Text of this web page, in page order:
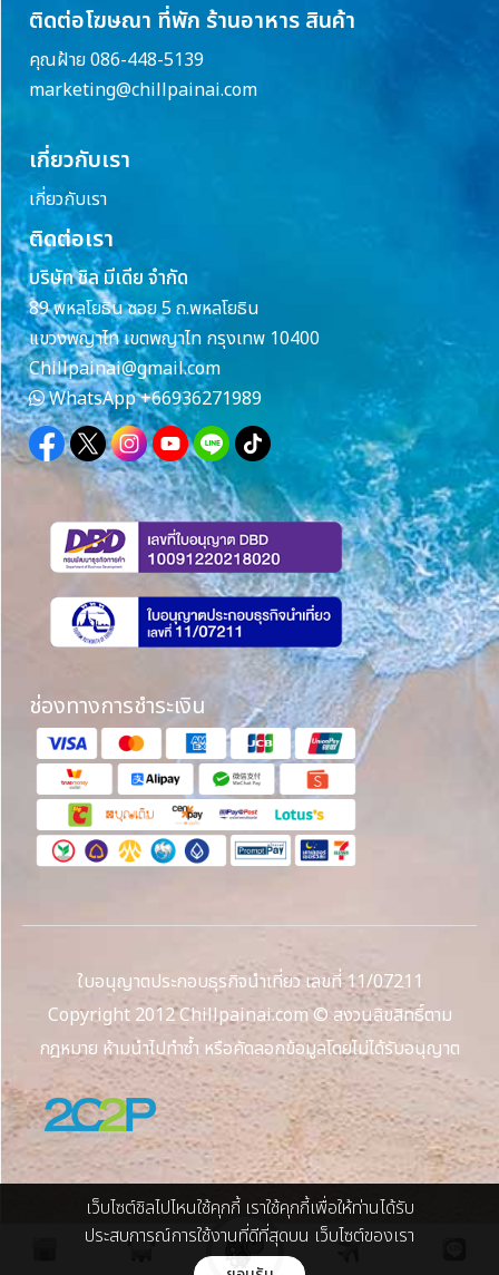
ติดต่อโฆษณา ที่พัก ร้านอาหาร สินค้า
คุณฝ้าย 086-448-5139
marketing@chillpainai.com
เกี่ยวกับเรา
เกี่ยวกับเรา
ติดต่อเรา
บริษัท ชิล มีเดีย จำกัด
89 พหลโยธิน ซอย 5 ถ.พหลโยธิน
แขวงพญาไท เขตพญาไท กรุงเทพ 10400
Chillpainai@gmail.com
WhatsApp+66936271989
ช่องทางการชำระเงิน
ใบอนุญาตประกอบธุรกิจนำเที่ยว เลขที่ 11/07211
Copyright 2012 Chillpainai.com © สงวนลิขสิทธิ์ตาม
กฎหมาย ห้ามนำไปทำซ้ำ หรือคัดลอกข้อมูลโดยไม่ได้รับอนุญาต
เว็บไซต์ชิลไปไหนใช้คุกกี้ เราใช้คุกกี้เพื่อให้ท่านได้รับ
ประสบการณ์การใช้งานที่ดีที่สุดบน เว็บไซต์ของเรา